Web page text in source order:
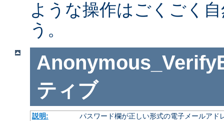
ような操作はごくごく
う。
ティブ
説明:
パスワード欄が正しい形式の電子メールア